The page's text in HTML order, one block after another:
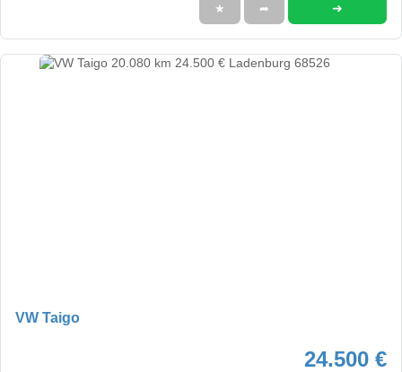
★ ➦ ➜
VW Taigo
24.500 €